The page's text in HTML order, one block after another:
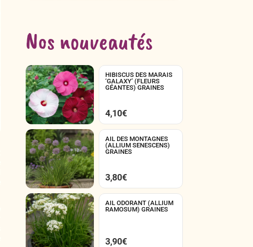
Nos nouveautés
HIBISCUS DES MARAIS
‘GALAXY’ (FLEURS
GÉANTES) GRAINES
4,10€
AIL DES MONTAGNES
(ALLIUM SENESCENS)
GRAINES
3,80€
AIL ODORANT (ALLIUM
RAMOSUM) GRAINES
3,90€